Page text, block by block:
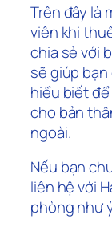
Trên đây là
viên khi
chia sẻ với
sẽ giúp
hiểu biết
cho bản
ngoài.
Nếu bạn
liên hệ với
phòng như